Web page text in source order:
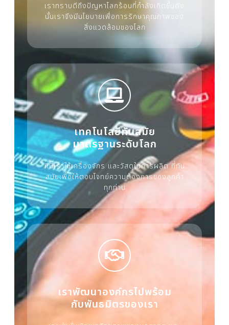
เราทราบดีถึงปัญหาโลกร้อนที่กำลังเกิดขึ้นดัง
นั้นเราจึงมีนโยบายเพื่อการรักษาคุณภาพของ
สิ่งแวดล้อมของโลก
เทคโนโลยีทันสมัย
มาตรฐานระดับโลก
ที่นี่เราใช้เครื่องจักร และวัสดุในการผลิต ที่ทัน
สมัยเพื่อให้ตอบโจทย์ความต้องการของลูกค้า
ทุกท่าน
เราพัฒนาองค์กรไปพร้อม
กับพันธมิตรของเรา